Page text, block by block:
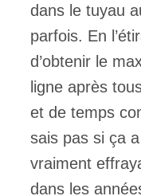
dans le tuyau
parfois. En
d’obtenir le
ligne après
et de temps
sais pas si ça
vraiment
dans les